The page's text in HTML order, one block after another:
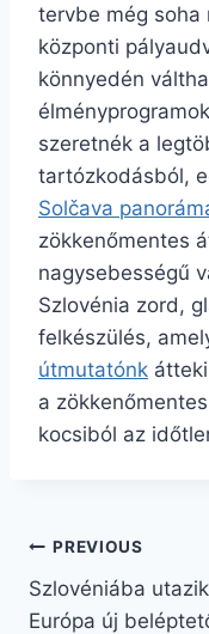
tervbe még soha
központi
könnyedén
szeretnék a
tartózkodásból,
Solčava
zökkenőmentes
nagysebességű
Szlovénia zord,
felkészülés,
útmutatónk
a
kocsiból az
Bejegyzés
navigáció
PREVIOUS
Szlovéniába
Európa új